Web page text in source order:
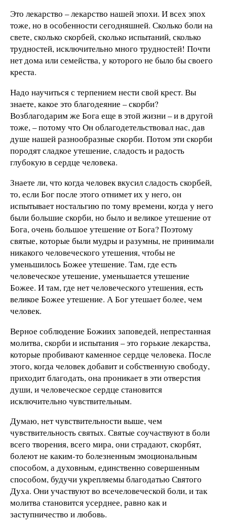
Это лекарство – лекарство нашей эпохи. И всех эпох
тоже, но в особенности сегодняшней. Сколько боли на
свете, сколько скорбей, сколько испытаний, сколько
трудностей, исключительно много трудностей! Почти
нет дома или семейства, у которого не было бы своего
креста.
Надо научиться с терпением нести свой крест. Вы
знаете, какое это благодеяние – скорби?
Возблагодарим же Бога еще в этой жизни – и в другой
тоже, – потому что Он облагодетельствовал нас, дав
душе нашей разнообразные скорби. Потом эти скорби
породят сладкое утешение, сладость и радость
глубокую в сердце человека.
Знаете ли, что когда человек вкусил сладость скорбей,
то, если Бог после этого отнимет их у него, он
испытывает ностальгию по тому времени, когда у него
были большие скорби, но было и великое утешение от
Бога, очень большое утешение от Бога? Поэтому
святые, которые были мудры и разумны, не принимали
никакого человеческого утешения, чтобы не
уменьшилось Божее утешение. Там, где есть
человеческое утешение, уменьшается утешение
Божее. И там, где нет человеческого утешения, есть
великое Божее утешение. А Бог утешает более, чем
человек.
Верное соблюдение Божиих заповедей, непрестанная
молитва, скорби и испытания – это горькие лекарства,
которые пробивают каменное сердце человека. После
этого, когда человек добавит и собственную свободу,
приходит благодать, она проникает в эти отверстия
души, и человеческое сердце становится
исключительно чувствительным.
Думаю, нет чувствительности выше, чем
чувствительность святых. Святые соучаствуют в боли
всего творения, всего мира, они страдают, скорбят,
болеют не каким-то болезненным эмоциональным
способом, а духовным, единственно совершенным
способом, будучи укрепляемы благодатью Святого
Духа. Они участвуют во всечеловеческой боли, и так
молитва становится усерднее, равно как и
заступничество и любовь.